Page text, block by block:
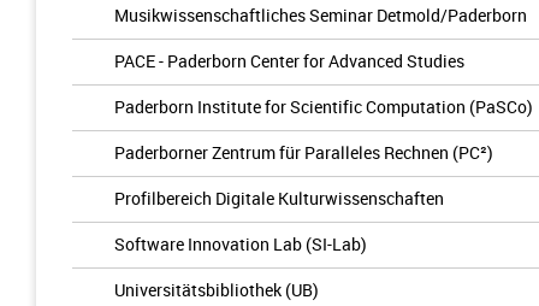
Musikwissenschaftliches Seminar Detmold/Paderborn
PACE - Paderborn Center for Advanced Studies
Paderborn Institute for Scientific Computation (PaSCo)
Paderborner Zentrum für Paralleles Rechnen (PC²)
Profilbereich Digitale Kulturwissenschaften
Software Innovation Lab (SI-Lab)
Universitätsbibliothek (UB)